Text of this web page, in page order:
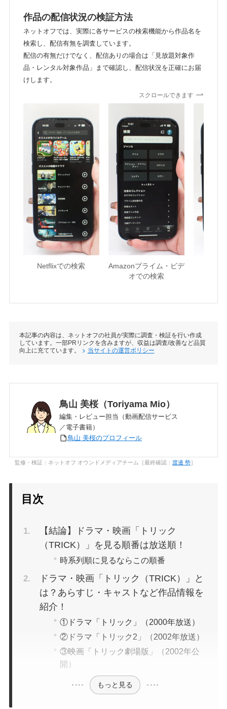
作品の配信状況の検証方法
ネットオフでは、実際に各サービスの検索機能から作品名を
検索し、配信有無を調査しています。
配信の有無だけでなく、配信ありの場合は「見放題対象作
品・レンタル対象作品」まで確認し、配信状況を正確にお届
けします。
スクロールできます
Netflixでの検索
Amazonプライム・ビデ
オでの検索
本記事の内容は、ネットオフの社員が実際に調査・検証を行い作成
しています。一部PRリンクを含みますが、収益は調査/改善など品質
向上に充てています。
当サイトの運営ポリシー
鳥山 美桜（Toriyama Mio）
編集・レビュー担当（動画配信サービス
／電子書籍）
鳥山 美桜のプロフィール
監修・検証：ネットオフ オウンドメディアチーム［最終確認： 渡邊 勢］
目次
【結論】ドラマ・映画「トリック
（TRICK）」を見る順番は放送順！
時系列順に見るならこの順番
ドラマ・映画「トリック（TRICK）」と
は？あらすじ・キャストなど作品情報を
紹介！
①ドラマ「トリック」（2000年放送）
②ドラマ「トリック2」（2002年放送）
③映画「トリック劇場版」（2002年公
開）
もっと見る